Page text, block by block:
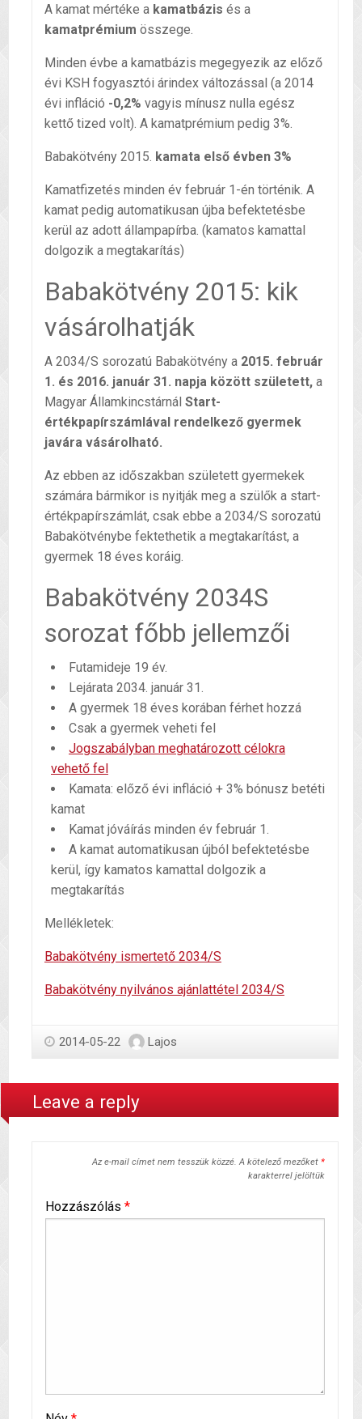
A kamat mértéke a kamatbázis és a
kamatprémium összege.
Minden évbe a kamatbázis megegyezik az előző
évi KSH fogyasztói árindex változással (a 2014
évi infláció -0,2% vagyis mínusz nulla egész
kettő tized volt). A kamatprémium pedig 3%.
Babakötvény 2015. kamata első évben 3%
Kamatfizetés minden év február 1-én történik. A
kamat pedig automatikusan újba befektetésbe
kerül az adott állampapírba. (kamatos kamattal
dolgozik a megtakarítás)
Babakötvény 2015: kik
vásárolhatják
A 2034/S sorozatú Babakötvény a 2015. február
1. és 2016. január 31. napja között született, a
Magyar Államkincstárnál Start-
értékpapírszámlával rendelkező gyermek
javára vásárolható.
Az ebben az időszakban született gyermekek
számára bármikor is nyitják meg a szülők a start-
értékpapírszámlát, csak ebbe a 2034/S sorozatú
Babakötvénybe fektethetik a megtakarítást, a
gyermek 18 éves koráig.
Babakötvény 2034S
sorozat főbb jellemzői
Futamideje 19 év.
Lejárata 2034. január 31.
A gyermek 18 éves korában férhet hozzá
Csak a gyermek veheti fel
Jogszabályban meghatározott célokra
vehető fel
Kamata: előző évi infláció + 3% bónusz betéti
kamat
Kamat jóváírás minden év február 1.
A kamat automatikusan újból befektetésbe
kerül, így kamatos kamattal dolgozik a
megtakarítás
Mellékletek:
Babakötvény ismertető 2034/S
Babakötvény nyilvános ajánlattétel 2034/S
2014-05-22 Lajos
Leave a reply
Az e-mail címet nem tesszük közzé. A kötelező mezőket *
karakterrel jelöltük
Hozzászólás *